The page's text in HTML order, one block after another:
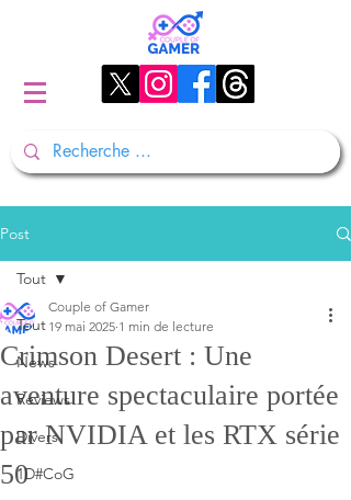
Post
Tout
News
Reviews
Divers
1D#CoG
Tout
Crimson Desert : Une
aventure spectaculaire portée
par NVIDIA et les RTX série
50
Couple of Gamer
19 mai 2025 1 min de lecture